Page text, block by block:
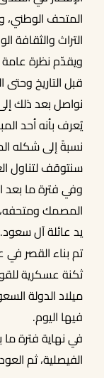
المتحف الوطني،
التراث والثقافة
ويقدّم نظرة عامة
قبل التاريخ وحتى
نواصل بعد ذلك
يُعرف بأنه أحد
نسبةً إلى شكله المربّع
سنتوقف لتناول
وفي فترة ما بعد
المصمك ومتحفه،
يد عائلة آل سعود.
ثكنة عسكرية
ميلاد الدولة
فيها اليوم.
في نهاية فترة ما
الفيصلية، ثم